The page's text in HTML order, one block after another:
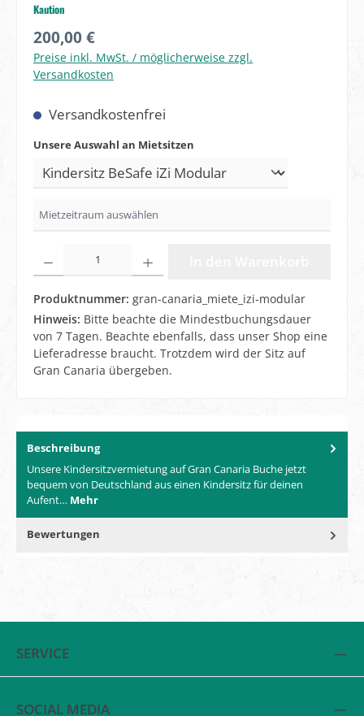
Kaution
Regulärer Preis:
200,00 €
Preise inkl. MwSt. / möglicherweise zzgl.
Versandkosten
Versandkostenfrei
Unsere Auswahl an Mietsitzen
Produktnummer: gran-canaria_miete_izi-modular
Hinweis: Bitte beachte die Mindestbuchungsdauer
von 7 Tagen. Beachte ebenfalls, dass unser Shop eine
Lieferadresse braucht. Trotzdem wird der Sitz auf
Gran Canaria übergeben.
Beschreibung
Unsere Kindersitzvermietung auf Gran Canaria Buche jetzt
bequem von Deutschland aus einen Kindersitz für deinen
Aufent… Mehr
Bewertungen
SERVICE
SOCIAL MEDIA